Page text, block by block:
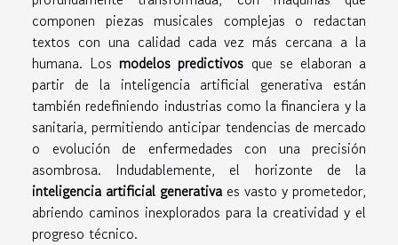
componen piezas musicales complejas o redactan
textos con una calidad cada vez más cercana a la
humana. Los modelos predictivos que se elaboran a
partir de la inteligencia artificial generativa están
también redefiniendo industrias como la financiera y la
sanitaria, permitiendo anticipar tendencias de mercado
o evolución de enfermedades con una precisión
asombrosa. Indudablemente, el horizonte de la
inteligencia artificial generativa es vasto y prometedor,
abriendo caminos inexplorados para la creatividad y el
progreso técnico.